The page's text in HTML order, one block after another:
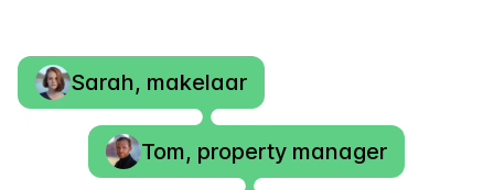
Sarah, makelaar
Tom, property manager